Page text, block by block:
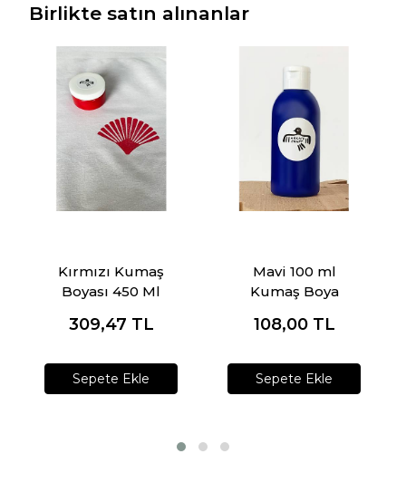
Birlikte satın alınanlar
Kırmızı Kumaş
Boyası 450 Ml
309,47 TL
Sepete Ekle
Mavi 100 ml
Kumaş Boya
108,00 TL
Sepete Ekle